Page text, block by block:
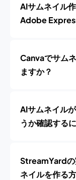
AIサムネイル
Adobe
Canvaでサム
ますか？
AIサムネイル
うか確認する
StreamYardの
ネイルを作る